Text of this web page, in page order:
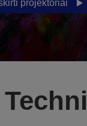
projektoriai